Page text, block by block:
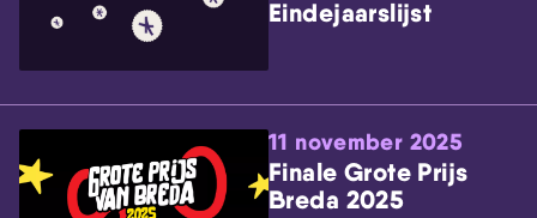
Eindejaarslijst
11 november 2025
Finale Grote Prijs
Breda 2025